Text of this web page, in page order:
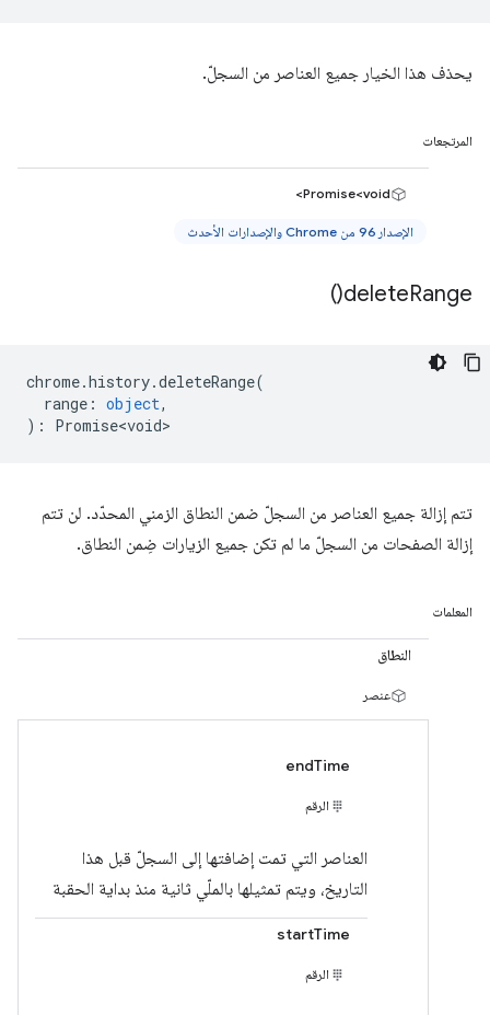
يحذف هذا الخيار جميع العناصر من السجلّ.
المرتجعات
Promise<void>
الإصدار 96 من Chrome والإصدارات الأحدث
deleteRange(
)
chrome.history.deleteRange(
range : object,
) : Promise<void>
تتم إزالة جميع العناصر من السجلّ ضمن النطاق الزمني المحدّد. لن تتم
إزالة الصفحات من السجلّ ما لم تكن جميع الزيارات ضِمن النطاق.
المعلمات
النطاق
عنصر
endTime
الرقم
العناصر التي تمت إضافتها إلى السجلّ قبل هذا
التاريخ، ويتم تمثيلها بالملّي ثانية منذ بداية الحقبة
startTime
الرقم